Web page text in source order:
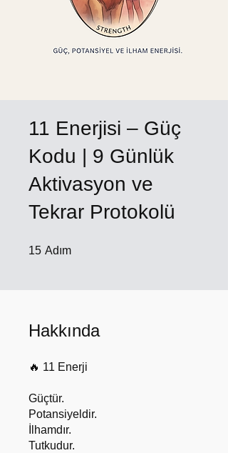
11 Enerjisi – Güç
Kodu | 9 Günlük
Aktivasyon ve
Tekrar Protokolü
15 Adım
Hakkında
🔥 11 Enerji
Güçtür.
Potansiyeldir.
İlhamdır.
Tutkudur.